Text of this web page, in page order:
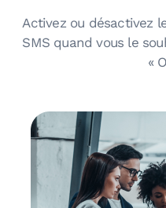
Se connecter
Activez ou désactivez
SMS quand vous le
«